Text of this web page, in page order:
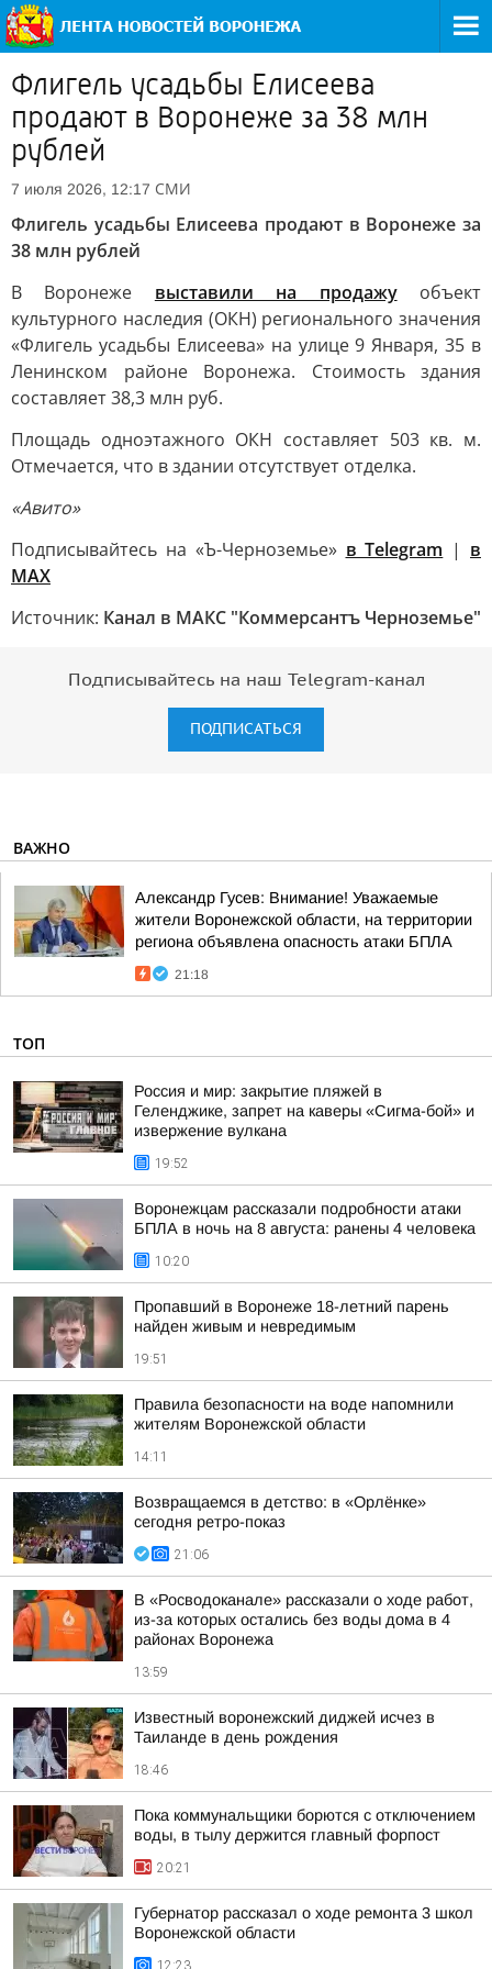
Флигель усадьбы Елисеева
продают в Воронеже за 38 млн
рублей
7 июля 2026, 12:17 СМИ
Флигель усадьбы Елисеева продают в Воронеже за
38 млн рублей
В Воронеже выставили на продажуобъект
культурного наследия (ОКН) регионального значения
«Флигель усадьбы Елисеева» на улице 9 Января, 35 в
Ленинском районе Воронежа. Стоимость здания
составляет 38,3 млн руб.
Площадь одноэтажного ОКН составляет 503 кв. м.
Отмечается, что в здании отсутствует отделка.
«Авито»
Подписывайтесь на «Ъ-Черноземье» в Telegram | в
MAX
Источник: Канал в МАКС "Коммерсантъ Черноземье"
Подписывайтесь на наш Telegram-канал
ПОДПИСАТЬСЯ
ВАЖНО
Александр Гусев: Внимание! Уважаемые
жители Воронежской области, на территории
региона объявлена опасность атаки БПЛА
21:18
ТОП
Россия и мир: закрытие пляжей в
Геленджике, запрет на каверы «Сигма-бой» и
извержение вулкана
19:52
Воронежцам рассказали подробности атаки
БПЛА в ночь на 8 августа: ранены 4 человека
10:20
Пропавший в Воронеже 18-летний парень
найден живым и невредимым
19:51
Правила безопасности на воде напомнили
жителям Воронежской области
14:11
Возвращаемся в детство: в «Орлёнке»
сегодня ретро-показ
21:06
В «Росводоканале» рассказали о ходе работ,
из-за которых остались без воды дома в 4
районах Воронежа
13:59
Известный воронежский диджей исчез в
Таиланде в день рождения
18:46
Пока коммунальщики борются с отключением
воды, в тылу держится главный форпост
20:21
Губернатор рассказал о ходе ремонта 3 школ
Воронежской области
12:23